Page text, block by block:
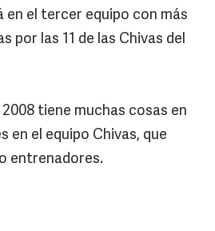
el tercer equipo con más
por las 11 de las Chivas del
tiene muchas cosas en
en el equipo Chivas, que
entrenadores.